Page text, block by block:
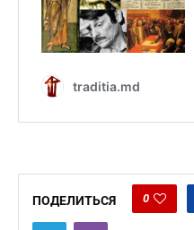
ПОДЕЛИТЬСЯ 0